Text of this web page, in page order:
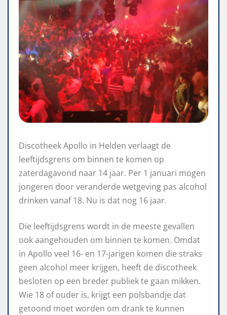
Discotheek Apollo in Helden verlaagt de
leeftijdsgrens om binnen te komen op
zaterdagavond naar 14 jaar. Per 1 januari mogen
jongeren door veranderde wetgeving pas alcohol
drinken vanaf 18. Nu is dat nog 16 jaar.
Die leeftijdsgrens wordt in de meeste gevallen
ook aangehouden om binnen te komen. Omdat
in Apollo veel 16- en 17-jarigen komen die straks
geen alcohol meer krijgen, heeft de discotheek
besloten op een breder publiek te gaan mikken.
Wie 18 of ouder is, krijgt een polsbandje dat
getoond moet worden om drank te kunnen